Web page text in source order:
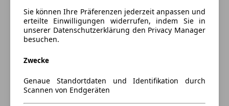
Sie können Ihre Präferenzen jederzeit anpassen und
erteilte Einwilligungen widerrufen, indem Sie in
unserer Datenschutzerklärung den Privacy Manager
besuchen.
Zwecke
Genaue Standortdaten und Identifikation durch
Scannen von Endgeräten